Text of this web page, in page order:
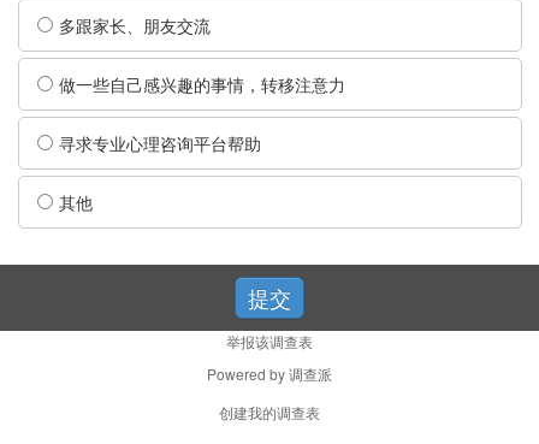
多跟家长、朋友交流
做一些自己感兴趣的事情，转移注意力
寻求专业心理咨询平台帮助
其他
提交
举报该调查表
Powered by调查派
创建我的调查表